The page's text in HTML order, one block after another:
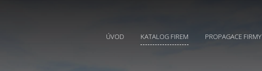
ÚVOD KATALOG FIREM PROPAGACE FIRMY